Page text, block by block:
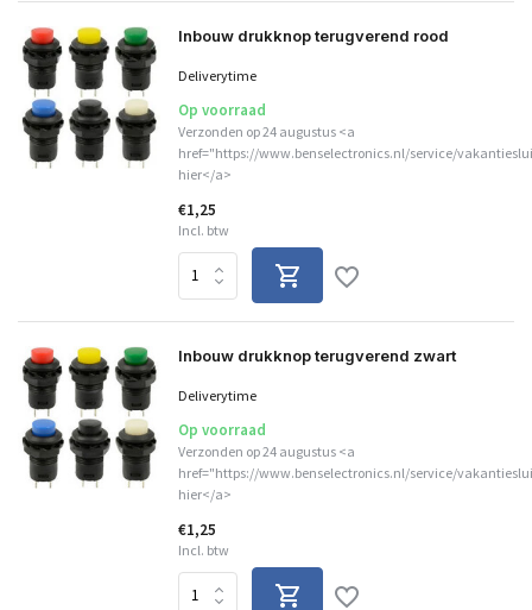
Inbouw drukknop terugverend rood
Deliverytime
Op voorraad
Verzonden op 24 augustus <a
href="https://www.benselectronics.nl/service/
hier</a>
€1,25
Incl. btw
Inbouw drukknop terugverend zwart
Deliverytime
Op voorraad
Verzonden op 24 augustus <a
href="https://www.benselectronics.nl/service/
hier</a>
€1,25
Incl. btw